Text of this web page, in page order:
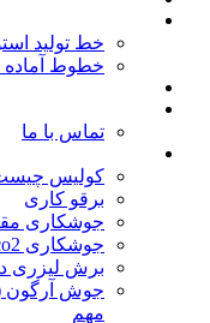
خط تولید
خطوط
تماس با ما
کولیس
برقو کاری
جوشکاری
جوشکاری co2
برش لیزری
مهم